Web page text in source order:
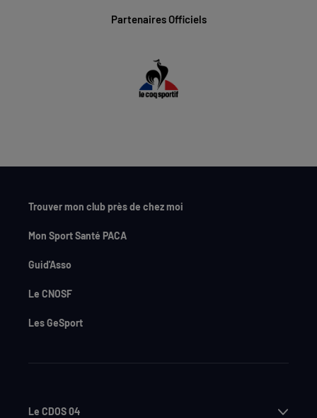
Partenaires Officiels
Trouver mon club près de chez moi
Mon Sport Santé PACA
Guid'Asso
Le CNOSF
Les GeSport
Le CDOS 04